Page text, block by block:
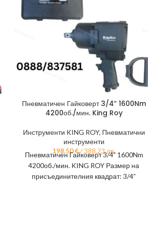
Пневматичен Гайковерт 3/4” 1600Nm
4200об./мин. King Roy
Инструменти KING ROY, Пневматични
инструменти
198,50€/ 388.23 лв.
Пневматичен Гайковерт 3/4” 1600Nm
4200об./мин. KING ROY Размер на
присъединителния квадрат: 3/4”